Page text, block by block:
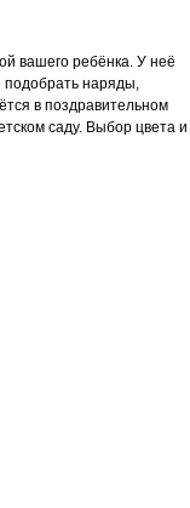
вашего ребёнка. У неё
наряды,
в поздравительном
саду. Выбор цвета и